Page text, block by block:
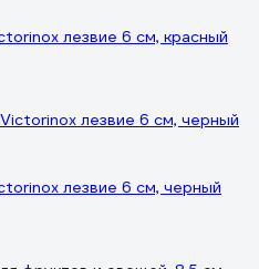
лезвие 6 см, красный
лезвие 6 см, черный